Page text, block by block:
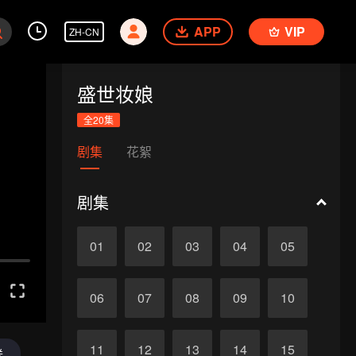
ZH-CN APP VIP
盛世妆娘
全20集
剧集 花絮
剧集
01 02 03 04 05
06 07 08 09 10
11 12 13 14 15